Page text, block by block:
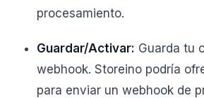
procesamiento.
Guardar/Activar: Guarda tu
webhook. Storeino podría
para enviar un webhook de